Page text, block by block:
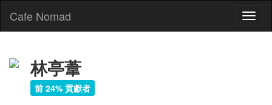
Cafe Nomad
林亭葦
前 24% 貢獻者